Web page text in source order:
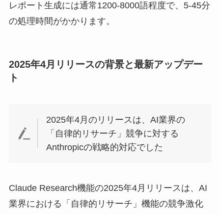
レポート生成には通常1200-8000語程度で、5-45分
の処理時間がかかります。
2025年4月リリースの背景と最新アップデー
ト
2025年4月のリリースは、AI業界の
「自律的リサーチ」競争に対する
Anthropicの戦略的対応でした
Claude Research機能の2025年4月リリースは、AI
業界における「自律的リサーチ」機能の競争激化